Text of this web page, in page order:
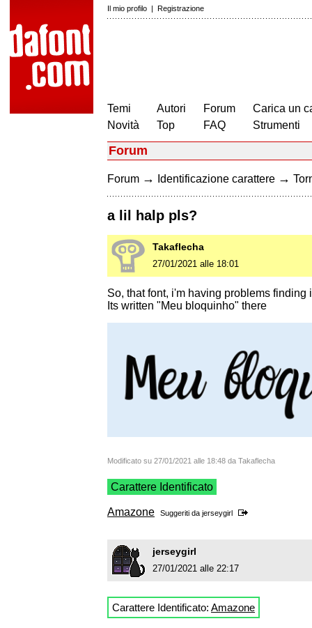
Il mio profilo | Registrazione
Temi
Novità
Autori
Top
Forum
FAQ
Carica un
Strumenti
Forum
Forum → Identificazione carattere →
a lil halp pls?
Takaflecha
27/01/2021 alle 18:01
So, that font, i'm having problems finding
Its written "Meu bloquinho" there
Modificato su 27/01/2021 alle 18:48 da Takaflecha
Carattere Identificato
Amazone Suggeriti da jerseygirl
jerseygirl
27/01/2021 alle 22:17
Carattere Identificato: Amazone